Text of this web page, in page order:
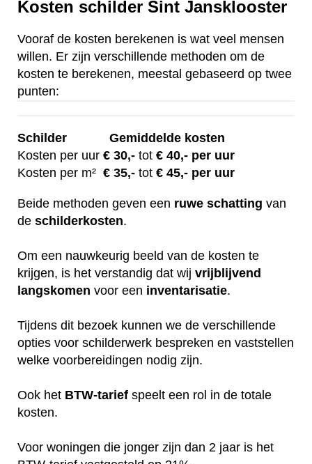
Kosten schilder Sint Jansklooster
Vooraf de kosten berekenen is wat veel mensen
willen. Er zijn verschillende methoden om de
kosten te berekenen, meestal gebaseerd op twee
punten:
Schilder
Gemiddelde kosten
Kosten per uur € 30,- tot € 40,- per uur
Kosten per m² € 35,- tot € 45,- per uur
Beide methoden geven een ruwe schatting van
de schilderkosten.
Om een nauwkeurig beeld van de kosten te
krijgen, is het verstandig dat wij vrijblijvend
langskomen voor een inventarisatie.
Tijdens dit bezoek kunnen we de verschillende
opties voor schilderwerk bespreken en vaststellen
welke voorbereidingen nodig zijn.
Ook het BTW-tarief speelt een rol in de totale
kosten.
Voor woningen die jonger zijn dan 2 jaar is het